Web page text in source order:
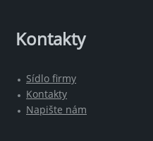
Kontakty
Sídlo firmy
Kontakty
Napište nám